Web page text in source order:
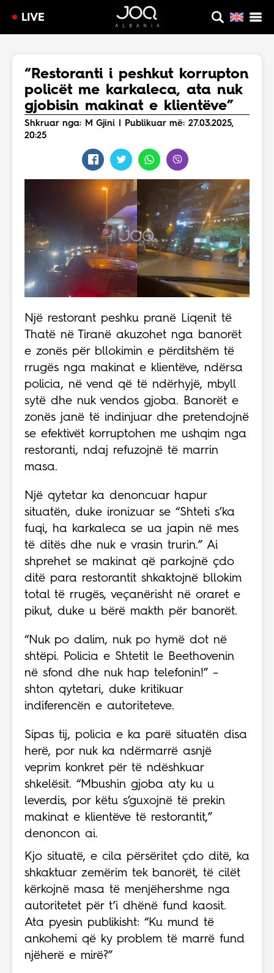
LIVE
“Restoranti i peshkut korrupton
policët me karkaleca, ata nuk
gjobisin makinat e klientëve”
Shkruar nga: M Gjini | Publikuar më: 27.03.2025,
20:25
Një restorant peshku pranë Liqenit të
Thatë në Tiranë akuzohet nga banorët
e zonës për bllokimin e përditshëm të
rrugës nga makinat e klientëve, ndërsa
policia, në vend që të ndërhyjë, mbyll
sytë dhe nuk vendos gjoba. Banorët e
zonës janë të indinjuar dhe pretendojnë
se efektivët korruptohen me ushqim nga
restoranti, ndaj refuzojnë të marrin
masa.
Një qytetar ka denoncuar hapur
situatën, duke ironizuar se “Shteti s’ka
fuqi, ha karkaleca se ua japin në mes
të ditës dhe nuk e vrasin trurin.” Ai
shprehet se makinat që parkojnë çdo
ditë para restorantit shkaktojnë bllokim
total të rrugës, veçanërisht në oraret e
pikut, duke u bërë makth për banorët.
“Nuk po dalim, nuk po hymë dot në
shtëpi. Policia e Shtetit le Beethovenin
në sfond dhe nuk hap telefonin!” –
shton qytetari, duke kritikuar
indiferencën e autoriteteve.
Sipas tij, policia e ka parë situatën disa
herë, por nuk ka ndërmarrë asnjë
veprim konkret për të ndëshkuar
shkelësit. “Mbushin gjoba aty ku u
leverdis, por këtu s’guxojnë të prekin
makinat e klientëve të restorantit,”
denoncon ai.
Kjo situatë, e cila përsëritet çdo ditë, ka
shkaktuar zemërim tek banorët, të cilët
kërkojnë masa të menjëhershme nga
autoritetet për t’i dhënë fund kaosit.
Ata pyesin publikisht: “Ku mund të
ankohemi që ky problem të marrë fund
njëherë e mirë?”